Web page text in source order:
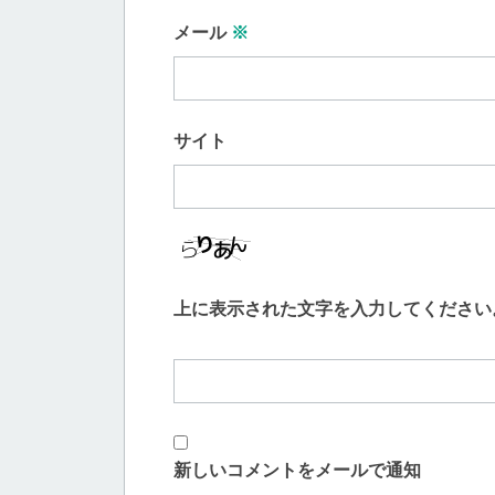
メール ※
サイト
上に表示された文字を入力してくださ
新しいコメントをメールで通知